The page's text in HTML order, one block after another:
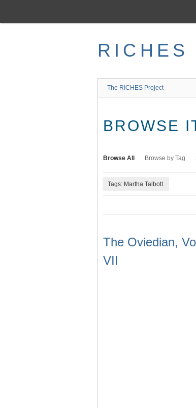
main
RICHES
The RICHES Project
BROWSE
Browse All Browse by Tag
Tags: Martha Talbott
The Oviedian,
VII